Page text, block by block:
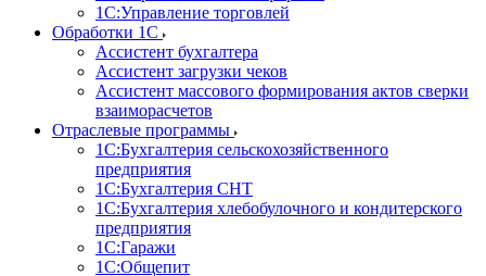
1С:Управление торговлей
Обработки 1С
Ассистент бухгалтера
Ассистент загрузки чеков
Ассистент массового формирования актов сверки
взаиморасчетов
Отраслевые программы
1С:Бухгалтерия сельскохозяйственного
предприятия
1С:Бухгалтерия СНТ
1С:Бухгалтерия хлебобулочного и кондитерского
предприятия
1С:Гаражи
1С:Общепит